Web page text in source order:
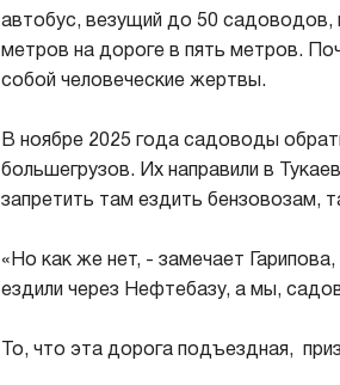
автобус, везущий до 50 садоводов,
метров на дороге в пять метров.
собой человеческие жертвы.
В ноябре 2025 года садоводы
большегрузов. Их направили в
запретить там ездить бензовозам,
«Но как же нет, - замечает
ездили через Нефтебазу, а мы,
То, что эта дорога подъездная,